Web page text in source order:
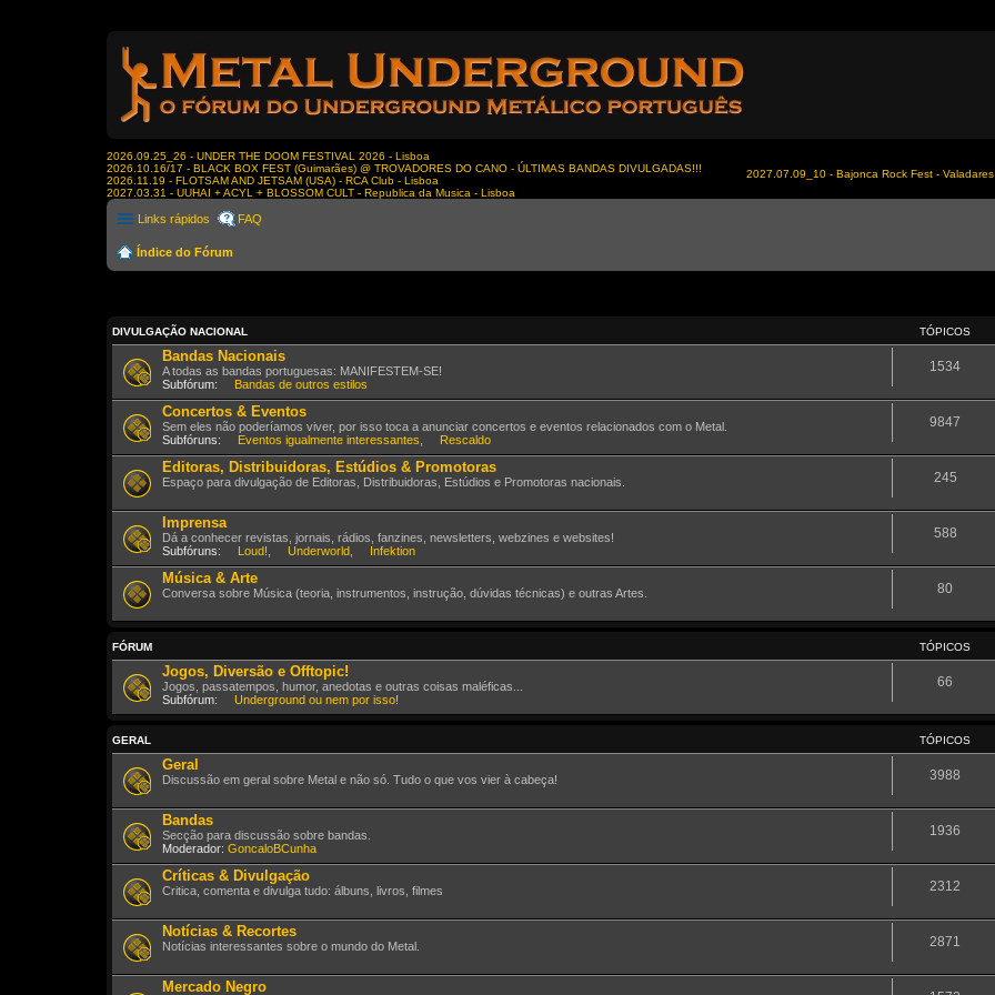
2026.09.25_26 - UNDER THE DOOM FESTIVAL 2026 - Lisboa
2026.10.16/17 - BLACK BOX FEST (Guimarães) @ TROVADORES DO CANO - ÚLTIMAS BANDAS DIVULGADAS!!!
2026.11.19 - FLOTSAM AND JETSAM (USA) - RCA Club - Lisboa
2027.03.31 - UUHAI + ACYL + BLOSSOM CULT - Republica da Musica - Lisboa
2027.07.09_10 - Bajonca Rock Fest -
Links rápidos FAQ
Índice do Fórum
DIVULGAÇÃO NACIONAL TÓPICOS
Bandas Nacionais
A todas as bandas portuguesas: MANIFESTEM-SE!
Subfórum:
Bandas de outros estilos
1534
Concertos & Eventos
Sem eles não poderíamos viver, por isso toca a anunciar concertos e eventos relacionados com o Metal.
Subfóruns:
Eventos igualmente interessantes Rescaldo
9847
Editoras, Distribuidoras, Estúdios & Promotoras
Espaço para divulgação de Editoras, Distribuidoras, Estúdios e Promotoras nacionais. 245
Imprensa
Dá a conhecer revistas, jornais, rádios, fanzines, newsletters, webzines e websites!
Subfóruns:
Loud! Underworld Infektion
588
Música & Arte
Conversa sobre Música (teoria, instrumentos, instrução, dúvidas técnicas) e outras Artes. 80
FÓRUM TÓPICOS
Jogos, Diversão e Offtopic!
Jogos, passatempos, humor, anedotas e outras coisas maléficas...
Subfórum:
Underground ou nem por isso!
66
GERAL TÓPICOS
Geral
Discussão em geral sobre Metal e não só. Tudo o que vos vier à cabeça! 3988
Bandas
Secção para discussão sobre bandas.
Moderador: GoncaloBCunha
1936
Críticas & Divulgação
Critica, comenta e divulga tudo: álbuns, livros, filmes 2312
Notícias & Recortes
Notícias interessantes sobre o mundo do Metal. 2871
Mercado Negro